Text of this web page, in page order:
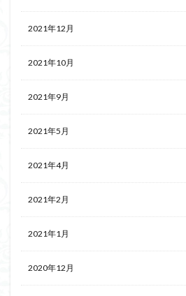
2021年12月
2021年10月
2021年9月
2021年5月
2021年4月
2021年2月
2021年1月
2020年12月